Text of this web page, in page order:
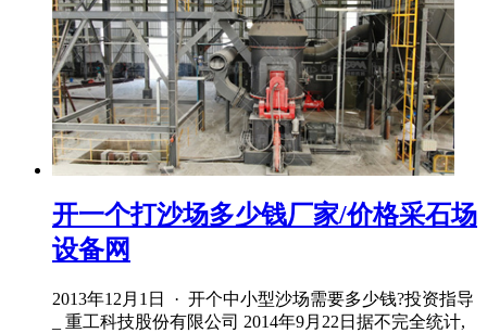
开一个打沙场多少钱厂家/价格采石场
设备网
2013年12月1日 · 开个中小型沙场需要多少钱?投资指导
_ 重工科技股份有限公司 2014年9月22日据不完全统计,